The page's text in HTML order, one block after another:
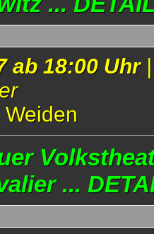
ab 18:00 Uhr
...